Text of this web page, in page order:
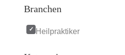
Branchen
Heilpraktiker